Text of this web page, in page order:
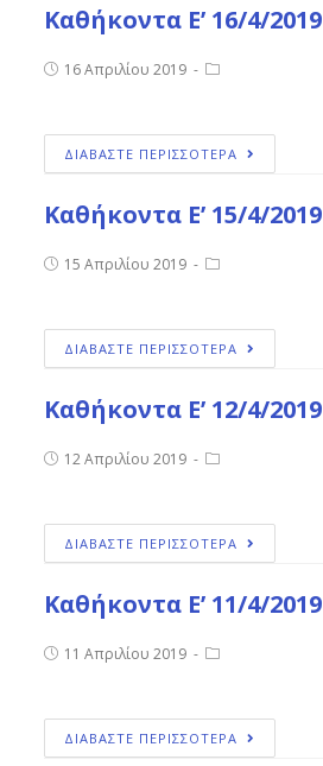
Καθήκοντα Ε’ 16/4/2019
16 Απριλίου 2019
ΔΙΑΒΑΣΤΕ ΠΕΡΙΣΣΟΤΕΡΑ
Καθήκοντα Ε’ 15/4/2019
15 Απριλίου 2019
ΔΙΑΒΑΣΤΕ ΠΕΡΙΣΣΟΤΕΡΑ
Καθήκοντα Ε’ 12/4/2019
12 Απριλίου 2019
ΔΙΑΒΑΣΤΕ ΠΕΡΙΣΣΟΤΕΡΑ
Καθήκοντα Ε’ 11/4/2019
11 Απριλίου 2019
ΔΙΑΒΑΣΤΕ ΠΕΡΙΣΣΟΤΕΡΑ